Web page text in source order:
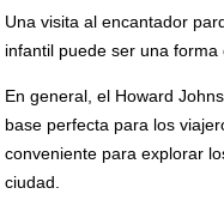
Una visita al encantador
infantil puede ser una forma
En general, el Howard
base perfecta para los
conveniente para explorar
ciudad.